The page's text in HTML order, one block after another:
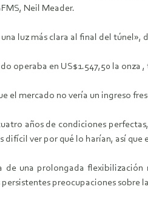
Neil Meader.
luz más clara al final del
operaba en US$1.547,50 la onza
el mercado no vería un ingreso
años de condiciones
difícil ver por qué lo harían, así
de una prolongada
preocupaciones sobre